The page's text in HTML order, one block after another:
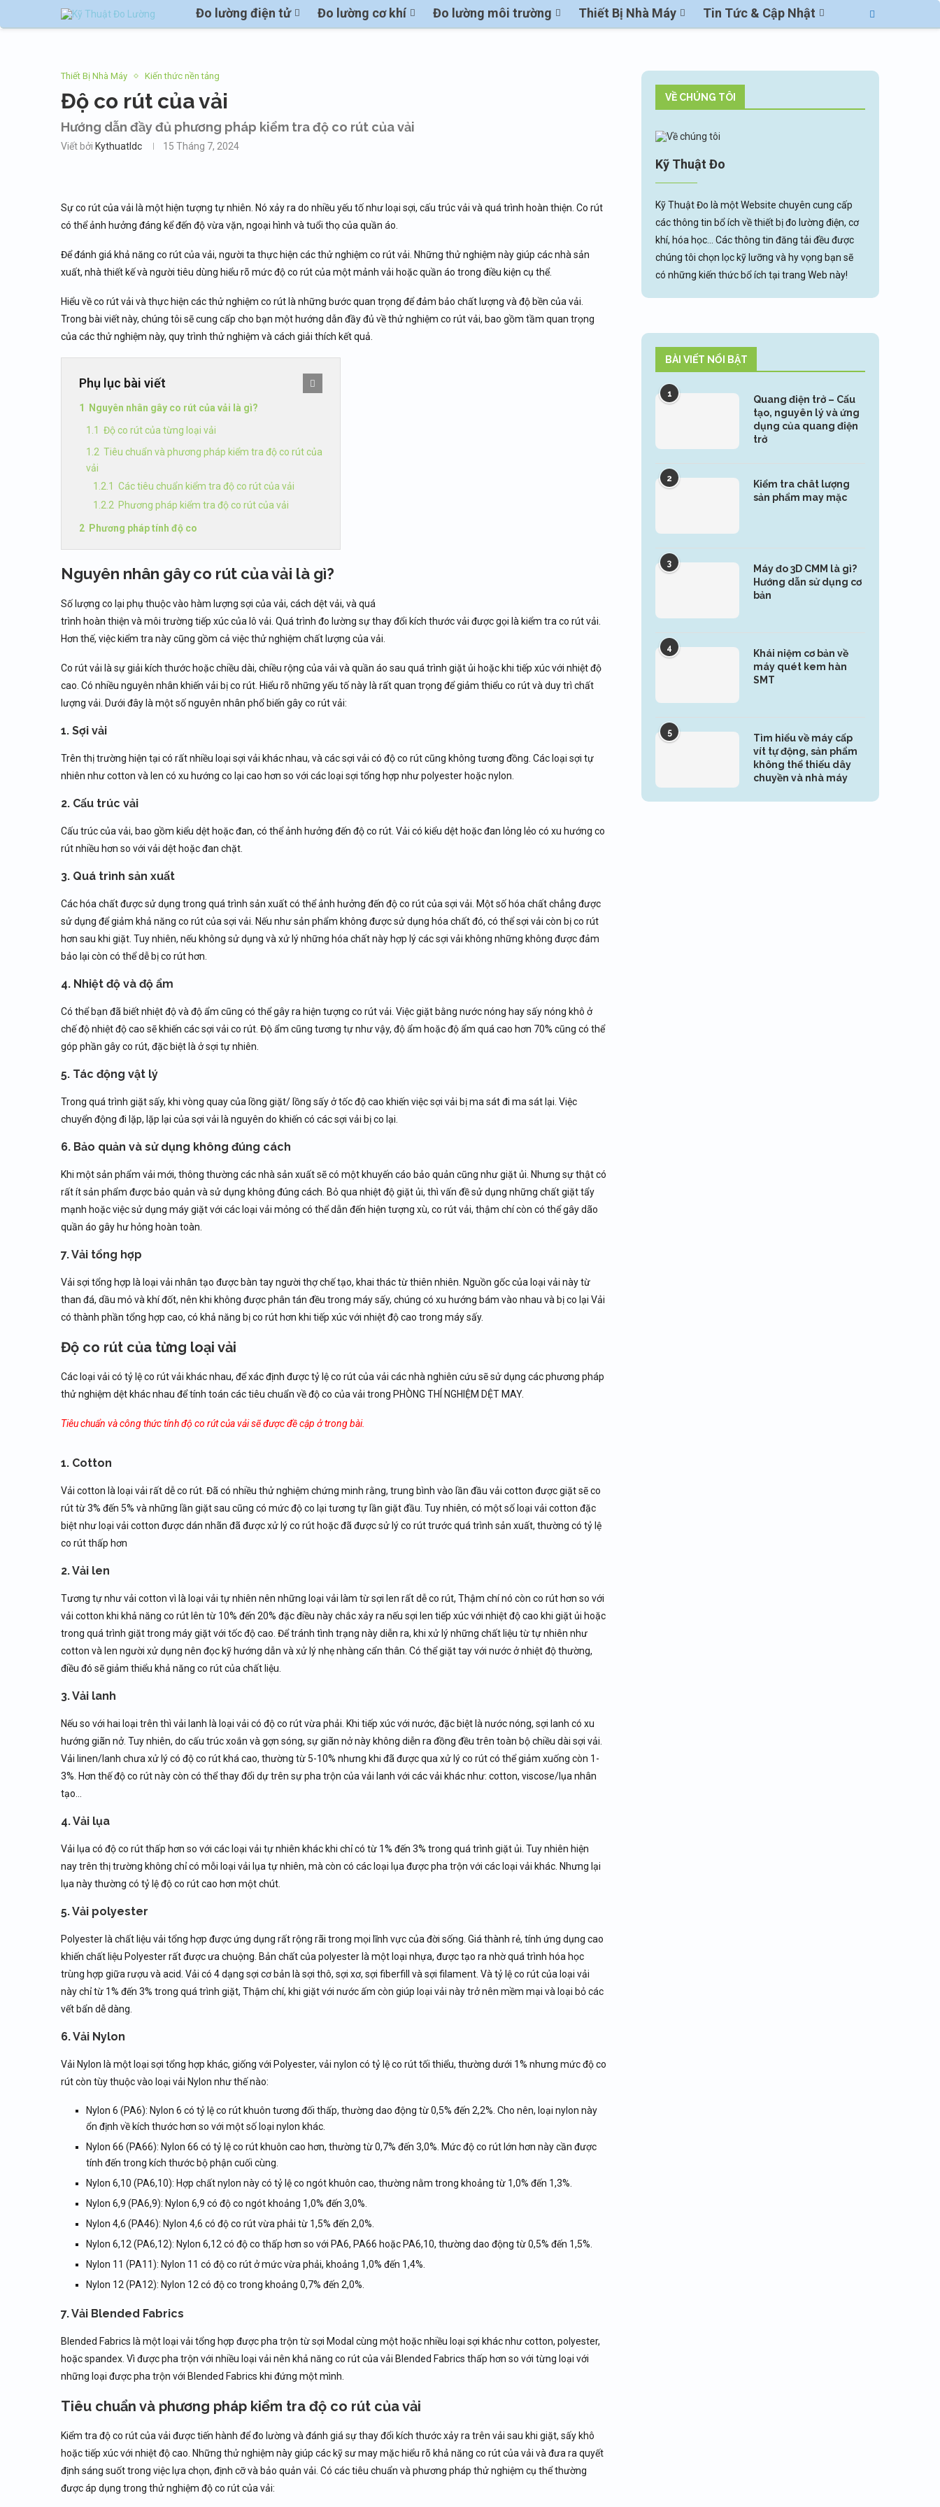
Đo lường điện tử Đo lường cơ khí Đo lường môi trường Thiết Bị Nhà Máy Tin Tức & Cập Nhật
Thiết Bị Nhà Máy Kiến thức nền tảng
Độ co rút của vải
Hướng dẫn đầy đủ phương pháp kiểm tra độ co rút của vải
Viết bởi Kythuatldc 15 Tháng 7, 2024
Sự co rút của vải là một hiện tượng tự nhiên. Nó xảy ra do nhiều yếu tố như loại sợi, cấu trúc vải và quá trình hoàn thiện. Co rút
có thể ảnh hưởng đáng kể đến độ vừa vặn, ngoại hình và tuổi thọ của quần áo.
Để đánh giá khả năng co rút của vải, người ta thực hiện các thử nghiệm co rút vải. Những thử nghiệm này giúp các nhà sản
xuất, nhà thiết kế và người tiêu dùng hiểu rõ mức độ co rút của một mảnh vải hoặc quần áo trong điều kiện cụ thể.
Hiểu về co rút vải và thực hiện các thử nghiệm co rút là những bước quan trọng để đảm bảo chất lượng và độ bền của vải.
Trong bài viết này, chúng tôi sẽ cung cấp cho bạn một hướng dẫn đầy đủ về thử nghiệm co rút vải, bao gồm tầm quan trọng
của các thử nghiệm này, quy trình thử nghiệm và cách giải thích kết quả.
Phụ lục bài viết
Nguyên nhân gây co rút của vải là gì?
Độ co rút của từng loại vải
Tiêu chuẩn và phương pháp kiểm tra độ co rút của
vải
Các tiêu chuẩn kiểm tra độ co rút của vải
Phương pháp kiểm tra độ co rút của vải
Phương pháp tính độ co
Nguyên nhân gây co rút của vải là gì?
Số lượng co lại phụ thuộc vào hàm lượng sợi của vải, cách dệt vải, và quá
trình hoàn thiện và môi trường tiếp xúc của lô vải. Quá trình đo lường sự thay đổi kích thước vải được gọi là kiểm tra co rút vải.
Hơn thế, việc kiểm tra này cũng gồm cả việc thử nghiệm chất lượng của vải.
Co rút vải là sự giải kích thước hoặc chiều dài, chiều rộng của vải và quần áo sau quá trình giặt ủi hoặc khi tiếp xúc với nhiệt độ
cao. Có nhiều nguyên nhân khiến vải bị co rút. Hiểu rõ những yếu tố này là rất quan trọng để giảm thiểu co rút và duy trì chất
lượng vải. Dưới đây là một số nguyên nhân phổ biến gây co rút vải:
1. Sợi vải
Trên thị trường hiện tại có rất nhiều loại sợi vải khác nhau, và các sợi vải có độ co rút cũng không tương đồng. Các loại sợi tự
nhiên như cotton và len có xu hướng co lại cao hơn so với các loại sợi tổng hợp như polyester hoặc nylon.
2. Cấu trúc vải
Cấu trúc của vải, bao gồm kiểu dệt hoặc đan, có thể ảnh hưởng đến độ co rút. Vải có kiểu dệt hoặc đan lỏng lẻo có xu hướng co
rút nhiều hơn so với vải dệt hoặc đan chặt.
3. Quá trình sản xuất
Các hóa chất được sử dụng trong quá trình sản xuất có thể ảnh hưởng đến độ co rút của sợi vải. Một số hóa chất chẳng được
sử dụng để giảm khả năng co rút của sợi vải. Nếu như sản phẩm không được sử dụng hóa chất đó, có thể sợi vải còn bị co rút
hơn sau khi giặt. Tuy nhiên, nếu không sử dụng và xử lý những hóa chất này hợp lý các sợi vải không những không được đảm
bảo lại còn có thể dễ bị co rút hơn.
4. Nhiệt độ và độ ẩm
Có thể bạn đã biết nhiệt độ và độ ẩm cũng có thể gây ra hiện tượng co rút vải. Việc giặt bằng nước nóng hay sấy nóng khô ở
chế độ nhiệt độ cao sẽ khiến các sợi vải co rút. Độ ẩm cũng tương tự như vậy, độ ẩm hoặc độ ẩm quá cao hơn 70% cũng có thể
góp phần gây co rút, đặc biệt là ở sợi tự nhiên.
5. Tác động vật lý
Trong quá trình giặt sấy, khi vòng quay của lồng giặt/ lồng sấy ở tốc độ cao khiến việc sợi vải bị ma sát đi ma sát lại. Việc
chuyển động đi lặp, lặp lại của sợi vải là nguyên do khiến có các sợi vải bị co lại.
6. Bảo quản và sử dụng không đúng cách
Khi một sản phẩm vải mới, thông thường các nhà sản xuất sẽ có một khuyến cáo bảo quản cũng như giặt ủi. Nhưng sự thật có
rất ít sản phẩm được bảo quản và sử dụng không đúng cách. Bỏ qua nhiệt độ giặt ủi, thì vấn đề sử dụng những chất giặt tẩy
mạnh hoặc việc sử dụng máy giặt với các loại vải mỏng có thể dẫn đến hiện tượng xù, co rút vải, thậm chí còn có thể gây dão
quần áo gây hư hỏng hoàn toàn.
7. Vải tổng hợp
Vải sợi tổng hợp là loại vải nhân tạo được bàn tay người thợ chế tạo, khai thác từ thiên nhiên. Nguồn gốc của loại vải này từ
than đá, dầu mỏ và khí đốt, nên khi không được phân tán đều trong máy sấy, chúng có xu hướng bám vào nhau và bị co lại Vải
có thành phần tổng hợp cao, có khả năng bị co rút hơn khi tiếp xúc với nhiệt độ cao trong máy sấy.
Độ co rút của từng loại vải
Các loại vải có tỷ lệ co rút vải khác nhau, để xác định được tỷ lệ co rút của vải các nhà nghiên cứu sẽ sử dụng các phương pháp
thử nghiệm dệt khác nhau để tính toán các tiêu chuẩn về độ co của vải trong PHÒNG THÍ NGHIỆM DỆT MAY.
Tiêu chuẩn và công thức tính độ co rút của vải sẽ được đề cập ở trong bài.
1. Cotton
Vải cotton là loại vải rất dễ co rút. Đã có nhiều thử nghiệm chứng minh rằng, trung bình vào lần đầu vải cotton được giặt sẽ co
rút từ 3% đến 5% và những lần giặt sau cũng có mức độ co lại tương tự lần giặt đầu. Tuy nhiên, có một số loại vải cotton đặc
biệt như loại vải cotton được dán nhãn đã được xử lý co rút hoặc đã được sử lý co rút trước quá trình sản xuất, thường có tỷ lệ
co rút thấp hơn
2. Vải len
Tương tự như vải cotton vì là loại vải tự nhiên nên những loại vải làm từ sợi len rất dễ co rút, Thậm chí nó còn co rút hơn so với
vải cotton khi khả năng co rút lên từ 10% đến 20% đặc điều này chắc xảy ra nếu sợi len tiếp xúc với nhiệt độ cao khi giặt ủi hoặc
trong quá trình giặt trong máy giặt với tốc độ cao. Để tránh tình trạng này diễn ra, khi xử lý những chất liệu từ tự nhiên như
cotton và len người xử dụng nên đọc kỹ hướng dẫn và xử lý nhẹ nhàng cẩn thân. Có thể giặt tay với nước ở nhiệt độ thường,
điều đó sẽ giảm thiểu khả năng co rút của chất liệu.
3. Vải lanh
Nếu so với hai loại trên thì vải lanh là loại vải có độ co rút vừa phải. Khi tiếp xúc với nước, đặc biệt là nước nóng, sợi lanh có xu
hướng giãn nở. Tuy nhiên, do cấu trúc xoắn và gợn sóng, sự giãn nở này không diễn ra đồng đều trên toàn bộ chiều dài sợi vải.
Vải linen/lanh chưa xử lý có độ co rút khá cao, thường từ 5-10% nhưng khi đã được qua xử lý co rút có thể giảm xuống còn 1-
3%. Hơn thế độ co rút này còn có thể thay đổi dự trên sự pha trộn của vải lanh với các vải khác như: cotton, viscose/lụa nhân
tạo…
4. Vải lụa
Vải lụa có độ co rút thấp hơn so với các loại vải tự nhiên khác khi chỉ có từ 1% đến 3% trong quá trình giặt ủi. Tuy nhiên hiện
nay trên thị trường không chỉ có mỗi loại vải lụa tự nhiên, mà còn có các loại lụa được pha trộn với các loại vải khác. Nhưng lại
lụa này thường có tỷ lệ độ co rút cao hơn một chút.
5. Vải polyester
Polyester là chất liệu vải tổng hợp được ứng dụng rất rộng rãi trong mọi lĩnh vực của đời sống. Giá thành rẻ, tính ứng dụng cao
khiến chất liệu Polyester rất được ưa chuộng. Bản chất của polyester là một loại nhựa, được tạo ra nhờ quá trình hóa học
trùng hợp giữa rượu và acid. Vải có 4 dạng sợi cơ bản là sợi thô, sợi xơ, sợi fiberfill và sợi filament. Và tỷ lệ co rút của loại vải
này chỉ từ 1% đến 3% trong quá trình giặt, Thậm chí, khi giặt với nước ấm còn giúp loại vải này trở nên mềm mại và loại bỏ các
vết bẩn dễ dàng.
6. Vải Nylon
Vải Nylon là một loại sợi tổng hợp khác, giống với Polyester, vải nylon có tỷ lệ co rút tối thiểu, thường dưới 1% nhưng mức độ co
rút còn tùy thuộc vào loại vải Nylon như thế nào:
Nylon 6 (PA6): Nylon 6 có tỷ lệ co rút khuôn tương đối thấp, thường dao động từ 0,5% đến 2,2%. Cho nên, loại nylon này
ổn định về kích thước hơn so với một số loại nylon khác.
Nylon 66 (PA66): Nylon 66 có tỷ lệ co rút khuôn cao hơn, thường từ 0,7% đến 3,0%. Mức độ co rút lớn hơn này cần được
tính đến trong kích thước bộ phận cuối cùng.
Nylon 6,10 (PA6,10): Hợp chất nylon này có tỷ lệ co ngót khuôn cao, thường nằm trong khoảng từ 1,0% đến 1,3%.
Nylon 6,9 (PA6,9): Nylon 6,9 có độ co ngót khoảng 1,0% đến 3,0%.
Nylon 4,6 (PA46): Nylon 4,6 có độ co rút vừa phải từ 1,5% đến 2,0%.
Nylon 6,12 (PA6,12): Nylon 6,12 có độ co thấp hơn so với PA6, PA66 hoặc PA6,10, thường dao động từ 0,5% đến 1,5%.
Nylon 11 (PA11): Nylon 11 có độ co rút ở mức vừa phải, khoảng 1,0% đến 1,4%.
Nylon 12 (PA12): Nylon 12 có độ co trong khoảng 0,7% đến 2,0%.
7. Vải Blended Fabrics
Blended Fabrics là một loại vải tổng hợp được pha trộn từ sợi Modal cùng một hoặc nhiều loại sợi khác như cotton, polyester,
hoặc spandex. Vì được pha trộn với nhiều loại vải nên khả năng co rút của vải Blended Fabrics thấp hơn so với từng loại với
những loại được pha trộn với Blended Fabrics khi đứng một mình.
Tiêu chuẩn và phương pháp kiểm tra độ co rút của vải
Kiểm tra độ co rút của vải được tiến hành để đo lường và đánh giá sự thay đổi kích thước xảy ra trên vải sau khi giặt, sấy khô
hoặc tiếp xúc với nhiệt độ cao. Những thử nghiệm này giúp các kỹ sư may mặc hiểu rõ khả năng co rút của vải và đưa ra quyết
định sáng suốt trong việc lựa chọn, định cỡ và bảo quản vải. Có các tiêu chuẩn và phương pháp thử nghiệm cụ thể thường
được áp dụng trong thử nghiệm độ co rút của vải:
VỀ CHÚNG TÔI
Kỹ Thuật Đo
Kỹ Thuật Đo là một Website chuyên cung cấp
các thông tin bổ ích về thiết bị đo lường điện, cơ
khí, hóa học... Các thông tin đăng tải đều được
chúng tôi chọn lọc kỹ lưỡng và hy vọng bạn sẽ
có những kiến thức bổ ích tại trang Web này!
BÀI VIẾT NỔI BẬT
1
Quang điện trở – Cấu
tạo, nguyên lý và ứng
dụng của quang điện
trở
2
Kiểm tra chât lượng
sản phẩm may mặc
3
Máy đo 3D CMM là gì?
Hướng dẫn sử dụng cơ
bản
4
Khái niệm cơ bản về
máy quét kem hàn
SMT
5
Tìm hiểu về máy cấp
vít tự động, sản phẩm
không thể thiếu dây
chuyền và nhà máy